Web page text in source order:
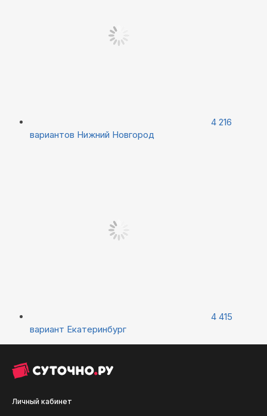
4 216
вариантов Нижний Новгород
4 415
вариант Екатеринбург
Личный кабинет